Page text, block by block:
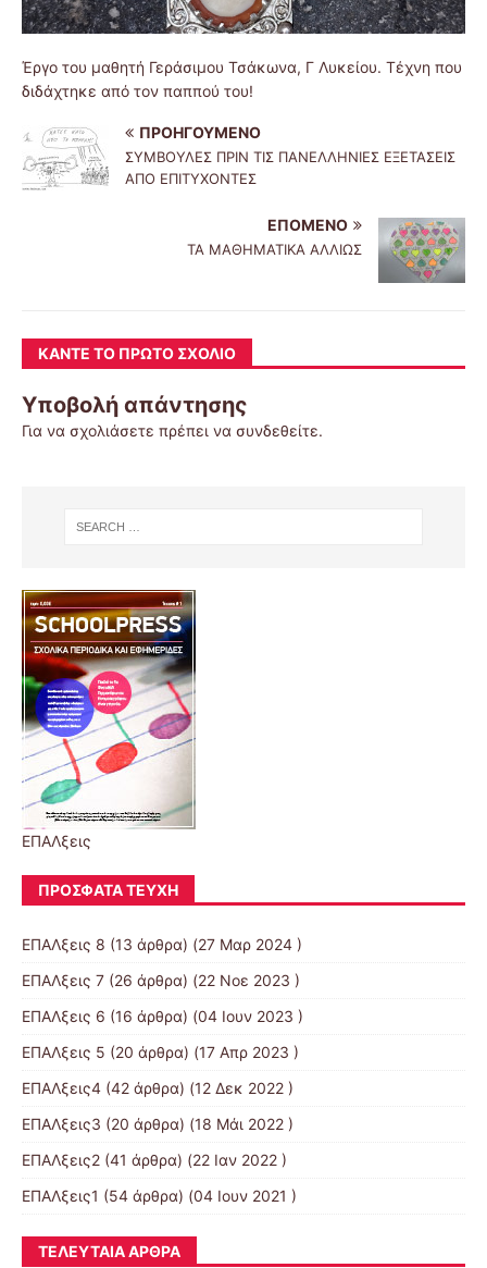
Έργο του μαθητή Γεράσιμου Τσάκωνα, Γ Λυκείου. Τέχνη που
διδάχτηκε από τον παππού του!
ΠΡΟΗΓΟΎΜΕΝΟ
ΣΥΜΒΟΥΛΕΣ ΠΡΙΝ ΤΙΣ ΠΑΝΕΛΛΗΝΙΕΣ ΕΞΕΤΑΣΕΙΣ
ΑΠΟ ΕΠΙΤΥΧΟΝΤΕΣ
ΕΠΌΜΕΝΟ
ΤΑ ΜΑΘΗΜΑΤΙΚΑ ΑΛΛΙΩΣ
ΚΆΝΤΕ ΤΟ ΠΡΏΤΟ ΣΧΌΛΙΟ
Υποβολή απάντησης
Για να σχολιάσετε πρέπει να συνδεθείτε.
ΕΠΑΛξεις
ΠΡΌΣΦΑΤΑ ΤΕΎΧΗ
ΕΠΑΛξεις 8 (13 άρθρα) (27 Μαρ 2024 )
ΕΠΑΛξεις 7 (26 άρθρα) (22 Νοε 2023 )
ΕΠΑΛξεις 6 (16 άρθρα) (04 Ιουν 2023 )
ΕΠΑΛξεις 5 (20 άρθρα) (17 Απρ 2023 )
ΕΠΑΛξεις4 (42 άρθρα) (12 Δεκ 2022 )
ΕΠΑΛξεις3 (20 άρθρα) (18 Μάι 2022 )
ΕΠΑΛξεις2 (41 άρθρα) (22 Ιαν 2022 )
ΕΠΑΛξεις1 (54 άρθρα) (04 Ιουν 2021 )
ΤΕΛΕΥΤΑΊΑ ΆΡΘΡΑ